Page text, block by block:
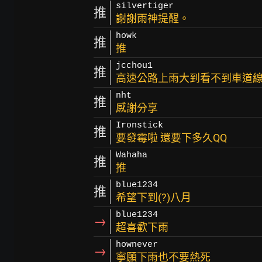
推 silvertiger
謝謝雨神提醒。
推 howk
推
推 jcchou1
高速公路上雨大到看不到車道
推 nht
感謝分享
推 Ironstick
要發霉啦 還要下多久QQ
推 Wahaha
推
推 blue1234
希望下到(?)八月
→ blue1234
超喜歡下雨
→ hownever
寧願下雨也不要熱死